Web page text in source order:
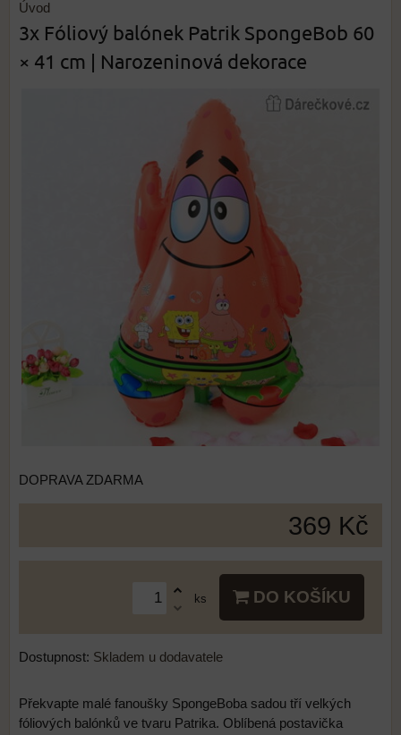
Úvod
3x Fóliový balónek Patrik SpongeBob 60
× 41 cm | Narozeninová dekorace
DOPRAVA ZDARMA
369 Kč
ks DO KOŠÍKU
Dostupnost: Skladem u dodavatele
Překvapte malé fanoušky SpongeBoba sadou tří velkých
fóliových balónků ve tvaru Patrika. Oblíbená postavička